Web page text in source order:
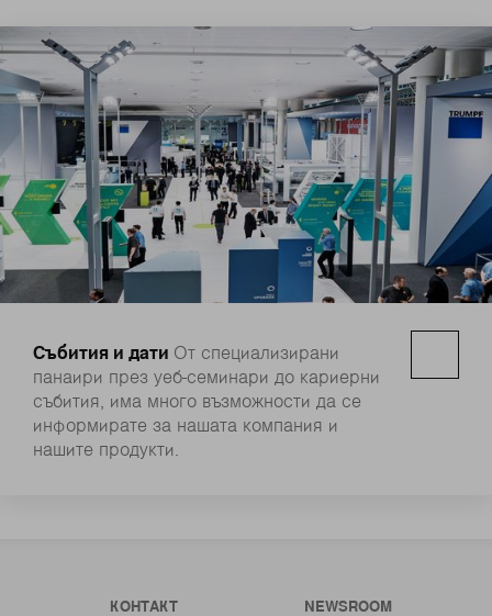
Събития и дати От специализирани
панаири през уеб-семинари до кариерни
събития, има много възможности да се
информирате за нашата компания и
нашите продукти.
КОНТАКТ NEWSROOM